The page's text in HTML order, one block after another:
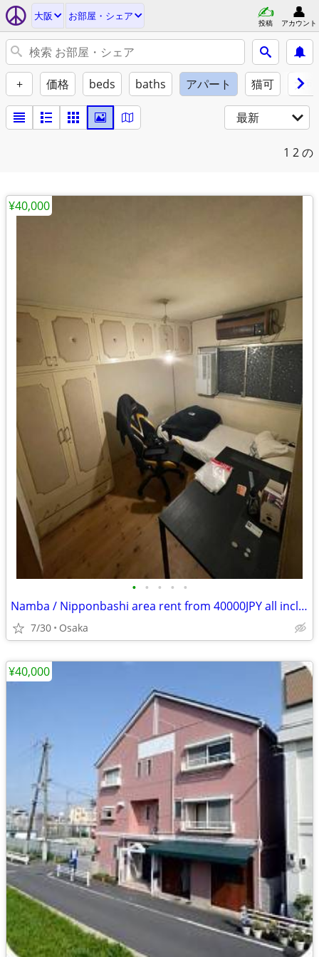
大阪 お部屋・シェア
投稿 アカウント
+ 価格 beds baths アパート 猫可 犬可
最新
1 2 の
• • • • •
Namba / Nipponbashi area rent from 40000JPY all included
7/30 Osaka
¥40,000
¥40,000